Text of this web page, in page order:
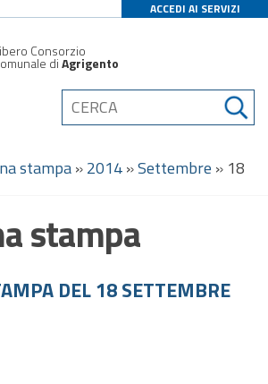
ACCEDI AI SERVIZI
Consorzio
diAgrigento
stampa»2014»Settembre » 18
stampa
DEL 18 SETTEMBRE